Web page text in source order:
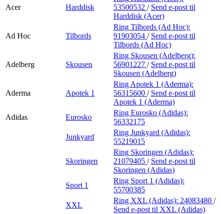
Acer Harddisk
53500532 / Send e-post til
Harddisk (Acer)
Ad Hoc Tilbords
Ring Tilbords (Ad Hoc):
91903054 / Send e-post til
Tilbords (Ad Hoc)
Adelberg Skousen
Ring Skousen (Adelberg):
56901227 / Send e-post til
Skousen (Adelberg)
Aderma Apotek 1
Ring Apotek 1 (Aderma):
56315600 / Send e-post til
Apotek 1 (Aderma)
Adidas
Eurosko
Ring Eurosko (Adidas):
56332175
Junkyard
Ring Junkyard (Adidas):
55219015
Skoringen
Ring Skoringen (Adidas):
21079405 / Send e-post til
Skoringen (Adidas)
Sport 1
Ring Sport 1 (Adidas):
55700385
XXL
Ring XXL (Adidas): 24083480 /
Send e-post til XXL (Adidas)